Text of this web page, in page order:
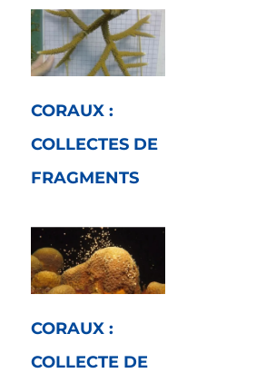
CORAUX :
COLLECTES DE
FRAGMENTS
CORAUX :
COLLECTE DE